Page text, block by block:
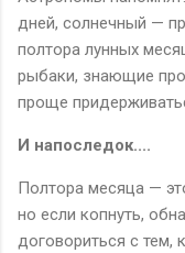
дней, солнечный —
полтора лунных
рыбаки, знающие
проще
И напоследок....
Полтора месяца —
но если копнуть,
договориться с тем,